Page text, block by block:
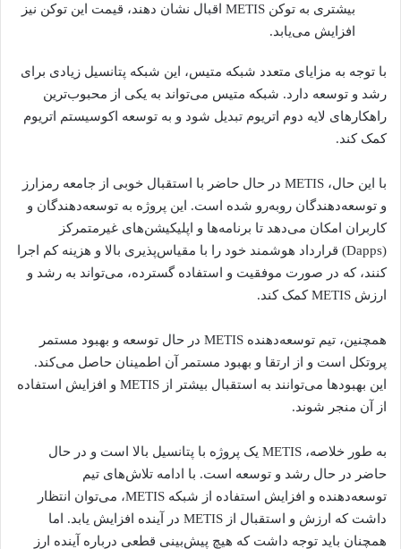
بیشتری به توکن METIS اقبال نشان دهند، قیمت این توکن نیز
افزایش می‌یابد.
با توجه به مزایای متعدد شبکه متیس، این شبکه پتانسیل زیادی برای
رشد و توسعه دارد. شبکه متیس می‌تواند به یکی از محبوب‌ترین
راهکارهای لایه دوم اتریوم تبدیل شود و به توسعه اکوسیستم اتریوم
کمک کند.
با این حال، METIS در حال حاضر با استقبال خوبی از جامعه رمزارز
و توسعه‌دهندگان روبه‌رو شده است. این پروژه به توسعه‌دهندگان و
کاربران امکان می‌دهد تا برنامه‌ها و اپلیکیشن‌های غیرمتمرکز
(Dapps) قرارداد هوشمند خود را با مقیاس‌پذیری بالا و هزینه کم اجرا
کنند، که در صورت موفقیت و استفاده گسترده، می‌تواند به رشد و
ارزش METIS کمک کند.
همچنین، تیم توسعه‌دهنده METIS در حال توسعه و بهبود مستمر
پروتکل است و از ارتقا و بهبود مستمر آن اطمینان حاصل می‌کند.
این بهبودها می‌توانند به استقبال بیشتر از METIS و افزایش استفاده
از آن منجر شوند.
به طور خلاصه، METIS یک پروژه با پتانسیل بالا است و در حال
حاضر در حال رشد و توسعه است. با ادامه تلاش‌های تیم
توسعه‌دهنده و افزایش استفاده از شبکه METIS، می‌توان انتظار
داشت که ارزش و استقبال از METIS در آینده افزایش یابد. اما
همچنان باید توجه داشت که هیچ پیش‌بینی قطعی درباره آینده ارز